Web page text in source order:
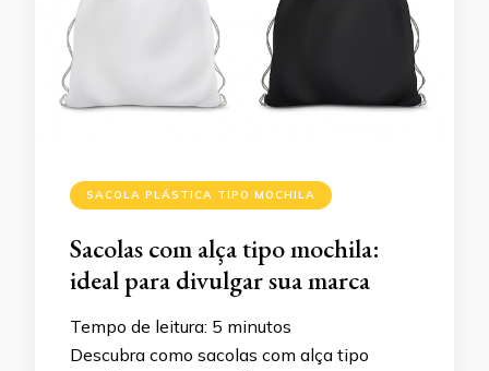
SACOLA PLÁSTICA TIPO MOCHILA
Sacolas com alça tipo mochila:
ideal para divulgar sua marca
Tempo de leitura: 5 minutos
Descubra como sacolas com alça tipo